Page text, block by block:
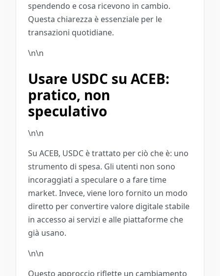
spendendo e cosa ricevono in cambio.
Questa chiarezza è essenziale per le
transazioni quotidiane.
\n\n
Usare USDC su ACEB:
pratico, non
speculativo
\n\n
Su ACEB, USDC è trattato per ciò che è: uno
strumento di spesa. Gli utenti non sono
incoraggiati a speculare o a fare time
market. Invece, viene loro fornito un modo
diretto per convertire valore digitale stabile
in accesso ai servizi e alle piattaforme che
già usano.
\n\n
Questo approccio riflette un cambiamento